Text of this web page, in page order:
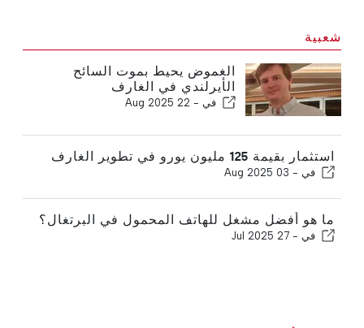
شعبية
الغموض يحيط بموت السائح
الأيرلندي في الغارف
في - 22 Aug 2025
استثمار بقيمة 125 مليون يورو في تطوير الغارف
في - 03 Aug 2025
ما هو أفضل مشغل للهاتف المحمول في البرتغال؟
في - 27 Jul 2025